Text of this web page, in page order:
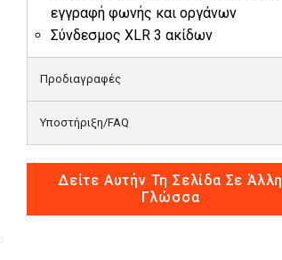
εγγραφή φωνής και οργάνων
Σύνδεσμος XLR 3 ακίδων
Προδιαγραφές
Υποστήριξη/FAQ
Δείτε Αυτήν Τη Σελίδα Σε Άλλη
Γλώσσα